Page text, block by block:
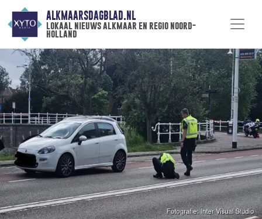
ALKMAARSDAGBLAD.NL
lokaal nieuws alkmaar en regio noord-
holland